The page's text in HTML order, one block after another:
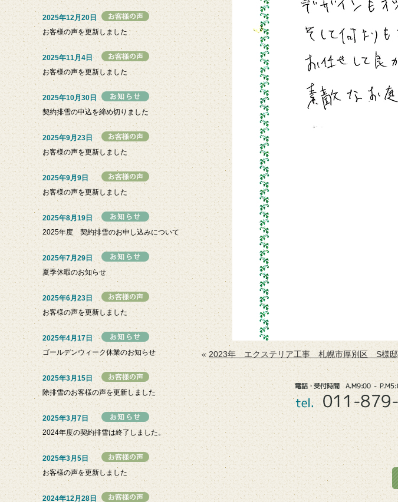
« 2023年 エクステリア工事 札幌市厚別区 S様邸
2025年12月20日
お客様の声を更新しました
2025年11月4日
お客様の声を更新しました
2025年10月30日
契約排雪の申込を締め切りました
2025年9月23日
お客様の声を更新しました
2025年9月9日
お客様の声を更新しました
2025年8月19日
2025年度 契約排雪のお申し込みについて
2025年7月29日
夏季休暇のお知らせ
2025年6月23日
お客様の声を更新しました
2025年4月17日
ゴールデンウィーク休業のお知らせ
2025年3月15日
除排雪のお客様の声を更新しました
2025年3月7日
2024年度の契約排雪は終了しました。
2025年3月5日
お客様の声を更新しました
2024年12月28日